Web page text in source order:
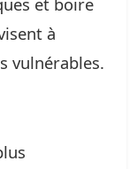
à
vulnérables.